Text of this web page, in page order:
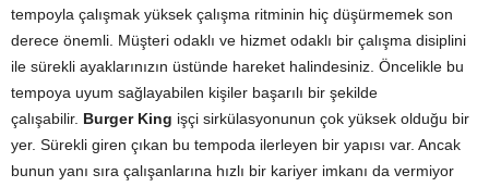
tempoyla çalışmak yüksek çalışma ritminin hiç düşürmemek son
derece önemli. Müşteri odaklı ve hizmet odaklı bir çalışma disiplini
ile sürekli ayaklarınızın üstünde hareket halindesiniz. Öncelikle bu
tempoya uyum sağlayabilen kişiler başarılı bir şekilde
çalışabilir. Burger King işçi sirkülasyonunun çok yüksek olduğu bir
yer. Sürekli giren çıkan bu tempoda ilerleyen bir yapısı var. Ancak
bunun yanı sıra çalışanlarına hızlı bir kariyer imkanı da vermiyor